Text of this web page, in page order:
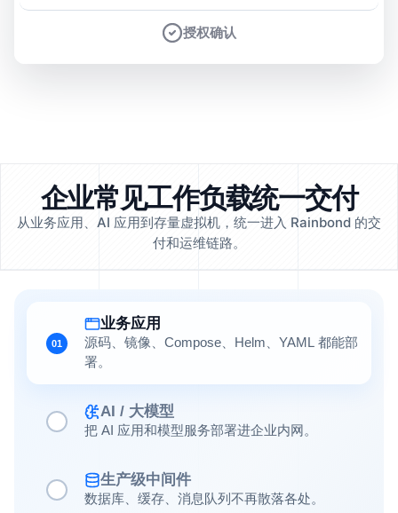
授权确认
企业常见工作负载统一交付
从业务应用、AI 应用到存量虚拟机，统一进入 Rainbond 的交
付和运维链路。
01
业务应用
源码、镜像、Compose、Helm、YAML 都能部
署。
AI / 大模型
把 AI 应用和模型服务部署进企业内网。
生产级中间件
数据库、缓存、消息队列不再散落各处。